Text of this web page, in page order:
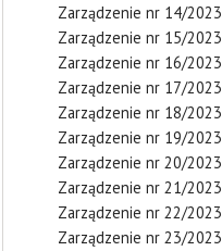
Zarządzenie nr 14/2023
Zarządzenie nr 15/2023
Zarządzenie nr 16/2023
Zarządzenie nr 17/2023
Zarządzenie nr 18/2023
Zarządzenie nr 19/2023
Zarządzenie nr 20/2023
Zarządzenie nr 21/2023
Zarządzenie nr 22/2023
Zarządzenie nr 23/2023